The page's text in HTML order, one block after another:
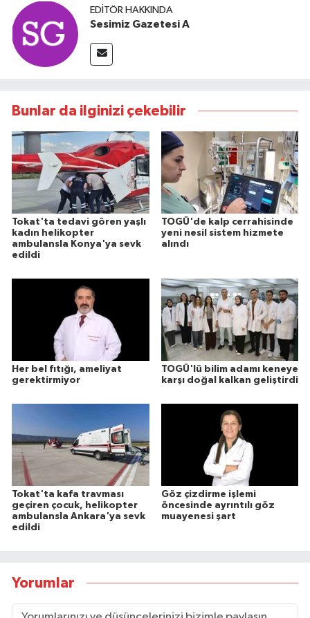
EDITÖR HAKKINDA
Sesimiz Gazetesi A
Bunlar da ilginizi çekebilir
Tokat'ta tedavi gören yaşlı
kadın helikopter
ambulansla Konya'ya sevk
edildi
TOGÜ'de kalp cerrahisinde
yeni nesil sistem hizmete
alındı
Her bel fıtığı, ameliyat
gerektirmiyor
TOGÜ'lü bilim adamı keneye
karşı doğal kalkan geliştirdi
Tokat'ta kafa travması
geçiren çocuk, helikopter
ambulansla Ankara'ya sevk
edildi
Göz çizdirme işlemi
öncesinde ayrıntılı göz
muayenesi şart
Yorumlar